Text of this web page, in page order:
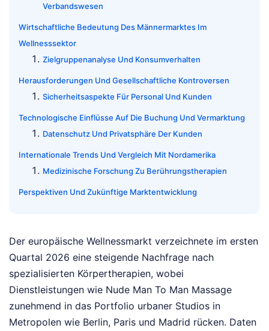
Verbandswesen
Wirtschaftliche Bedeutung Des Männermarktes Im
Wellnesssektor
Zielgruppenanalyse Und Konsumverhalten
Herausforderungen Und Gesellschaftliche Kontroversen
Sicherheitsaspekte Für Personal Und Kunden
Technologische Einflüsse Auf Die Buchung Und Vermarktung
Datenschutz Und Privatsphäre Der Kunden
Internationale Trends Und Vergleich Mit Nordamerika
Medizinische Forschung Zu Berührungstherapien
Perspektiven Und Zukünftige Marktentwicklung
Der europäische Wellnessmarkt verzeichnete im ersten
Quartal 2026 eine steigende Nachfrage nach
spezialisierten Körpertherapien, wobei
Dienstleistungen wie Nude Man To Man Massage
zunehmend in das Portfolio urbaner Studios in
Metropolen wie Berlin, Paris und Madrid rücken. Daten